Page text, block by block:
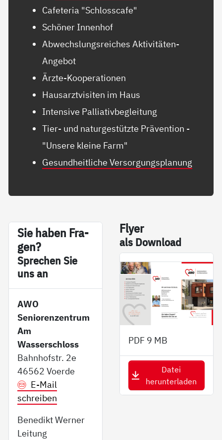
Cafeteria "Schlosscafe"
Schöner Innenhof
Abwechslungsreiches Aktivitäten-
Angebot
Ärzte-Kooperationen
Hausarztvisiten im Haus
Intensive Palliativbegleitung
Tier- und naturgestützte Prävention -
"Unsere kleine Farm"
Gesundheitliche Versorgungsplanung
Sie ha­ben Fra­
gen?
Sp­re­chen Sie
uns an
AWO
Seniorenzentrum
Am
Wasserschloss
Bahnhofstr. 2e
46562 Voerde
E-Mail
schreiben
Benedikt Werner
Leitung
Fly­er
als Down­load
PDF 9 MB
Datei
herunterladen